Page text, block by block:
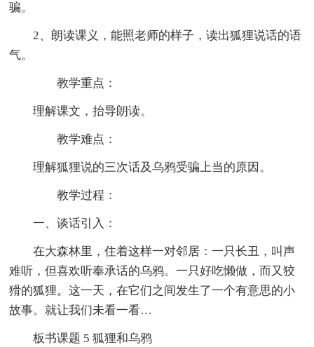
骗。
2、朗读课义，能照老师的样子，读出狐狸说话的语
气。
教学重点：
理解课文，抬导朗读。
教学难点：
理解狐狸说的三次话及乌鸦受骗上当的原因。
教学过程：
一、谈话引入：
在大森林里，住着这样一对邻居：一只长丑，叫声
难听，但喜欢听奉承话的乌鸦。一只好吃懒做，而又狡
猾的狐狸。这一天，在它们之间发生了一个有意思的小
故事。就让我们未看一看…
板书课题 5 狐狸和乌鸦